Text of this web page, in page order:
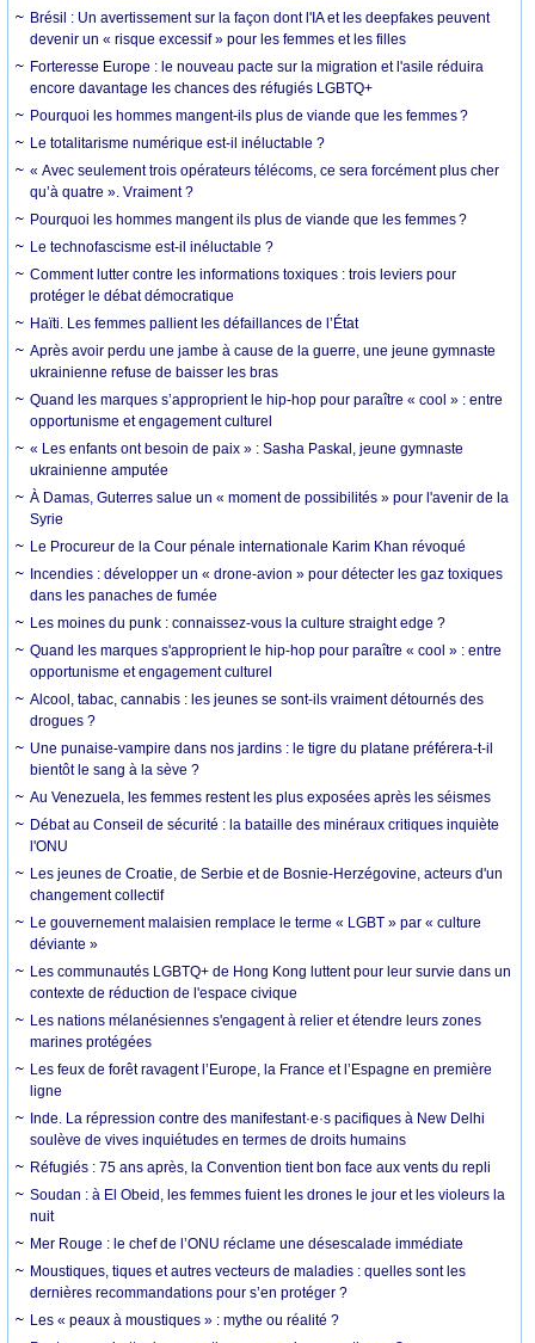
Brésil : Un avertissement sur la façon dont l'IA et les deepfakes peuvent
devenir un « risque excessif » pour les femmes et les filles
Forteresse Europe : le nouveau pacte sur la migration et l'asile réduira
encore davantage les chances des réfugiés LGBTQ+
Pourquoi les hommes mangent-ils plus de viande que les femmes ?
Le totalitarisme numérique est-il inéluctable ?
« Avec seulement trois opérateurs télécoms, ce sera forcément plus cher
qu’à quatre ». Vraiment ?
Pourquoi les hommes mangent ils plus de viande que les femmes ?
Le technofascisme est-il inéluctable ?
Comment lutter contre les informations toxiques : trois leviers pour
protéger le débat démocratique
Haïti. Les femmes pallient les défaillances de l’État
Après avoir perdu une jambe à cause de la guerre, une jeune gymnaste
ukrainienne refuse de baisser les bras
Quand les marques s’approprient le hip-hop pour paraître « cool » : entre
opportunisme et engagement culturel
« Les enfants ont besoin de paix » : Sasha Paskal, jeune gymnaste
ukrainienne amputée
À Damas, Guterres salue un « moment de possibilités » pour l'avenir de la
Syrie
Le Procureur de la Cour pénale internationale Karim Khan révoqué
Incendies : développer un « drone-avion » pour détecter les gaz toxiques
dans les panaches de fumée
Les moines du punk : connaissez-vous la culture straight edge ?
Quand les marques s'approprient le hip-hop pour paraître « cool » : entre
opportunisme et engagement culturel
Alcool, tabac, cannabis : les jeunes se sont-ils vraiment détournés des
drogues ?
Une punaise-vampire dans nos jardins : le tigre du platane préférera-t-il
bientôt le sang à la sève ?
Au Venezuela, les femmes restent les plus exposées après les séismes
Débat au Conseil de sécurité : la bataille des minéraux critiques inquiète
l'ONU
Les jeunes de Croatie, de Serbie et de Bosnie-Herzégovine, acteurs d'un
changement collectif
Le gouvernement malaisien remplace le terme « LGBT » par « culture
déviante »
Les communautés LGBTQ+ de Hong Kong luttent pour leur survie dans un
contexte de réduction de l'espace civique
Les nations mélanésiennes s'engagent à relier et étendre leurs zones
marines protégées
Les feux de forêt ravagent l’Europe, la France et l’Espagne en première
ligne
Inde. La répression contre des manifestant·e·s pacifiques à New Delhi
soulève de vives inquiétudes en termes de droits humains
Réfugiés : 75 ans après, la Convention tient bon face aux vents du repli
Soudan : à El Obeid, les femmes fuient les drones le jour et les violeurs la
nuit
Mer Rouge : le chef de l’ONU réclame une désescalade immédiate
Moustiques, tiques et autres vecteurs de maladies : quelles sont les
dernières recommandations pour s’en protéger ?
Les « peaux à moustiques » : mythe ou réalité ?